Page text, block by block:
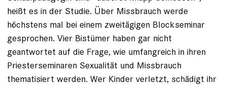
heißt es in der Studie. Über Missbrauch werde
höchstens mal bei einem zweitägigen Blockseminar
gesprochen. Vier Bistümer haben gar nicht
geantwortet auf die Frage, wie umfangreich in ihren
Priesterseminaren Sexualität und Missbrauch
thematisiert werden. Wer Kinder verletzt, schädigt ihr